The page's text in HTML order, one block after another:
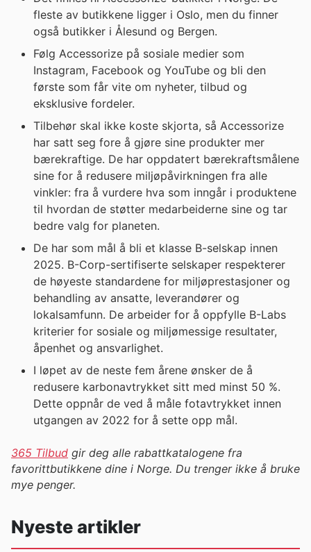
fleste av butikkene ligger i Oslo, men du finner
også butikker i Ålesund og Bergen.
Følg Accessorize på sosiale medier som
Instagram, Facebook og YouTube og bli den
første som får vite om nyheter, tilbud og
eksklusive fordeler.
Tilbehør skal ikke koste skjorta, så Accessorize
har satt seg fore å gjøre sine produkter mer
bærekraftige. De har oppdatert bærekraftsmålene
sine for å redusere miljøpåvirkningen fra alle
vinkler: fra å vurdere hva som inngår i produktene
til hvordan de støtter medarbeiderne sine og tar
bedre valg for planeten.
De har som mål å bli et klasse B-selskap innen
2025. B-Corp-sertifiserte selskaper respekterer
de høyeste standardene for miljøprestasjoner og
behandling av ansatte, leverandører og
lokalsamfunn. De arbeider for å oppfylle B-Labs
kriterier for sosiale og miljømessige resultater,
åpenhet og ansvarlighet.
I løpet av de neste fem årene ønsker de å
redusere karbonavtrykket sitt med minst 50 %.
Dette oppnår de ved å måle fotavtrykket innen
utgangen av 2022 for å sette opp mål.
365 Tilbud gir deg alle rabattkatalogene fra
favorittbutikkene dine i Norge. Du trenger ikke å bruke
mye penger.
Nyeste artikler